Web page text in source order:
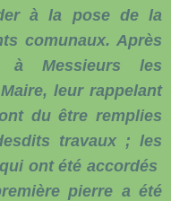
à la pose de la
comunaux. Après
à Messieurs les
leur rappelant
du être remplies
travaux ; les
ont été accordés
pierre a été